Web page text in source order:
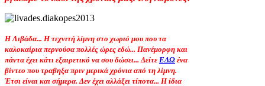
Η Λιβάδα... Η τεχνιτή λίμνη στο χωριό μου που τα
καλοκαίρια περνούσα πολλές ώρες εδώ... Πανέμορφη και
πάντα έχει κάτι εξαιρετικό να σου δώσει... Δείτε ΕΔΩ ένα
βίντεο που τραβηξα πριν μερικά χρόνια από τη λίμνη.
Έτσι είναι και σήμερα. Δεν έχει αλλάξει τίποτα... Η ίδια